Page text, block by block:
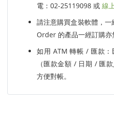
電：02-25119098 或 線
請注意購買盒裝軟體，
Order 的產品一經訂購亦
如用 ATM 轉帳 / 匯款
（匯款金額 / 日期 / 匯
方便對帳。